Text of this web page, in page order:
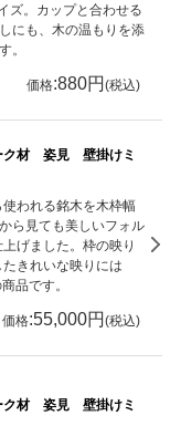
ズ。カップと合わせる
にも、木の温もりを添
。
価格:880円 (税込)
材 姿見 壁掛けミ
われる銘木を木枠幅
ら見ても美しいフォル
げました。枠の映り
きれいな映りには
品です。
価格:55,000円 (税込)
材 姿見 壁掛けミ